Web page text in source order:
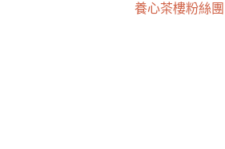
養心茶樓粉絲團